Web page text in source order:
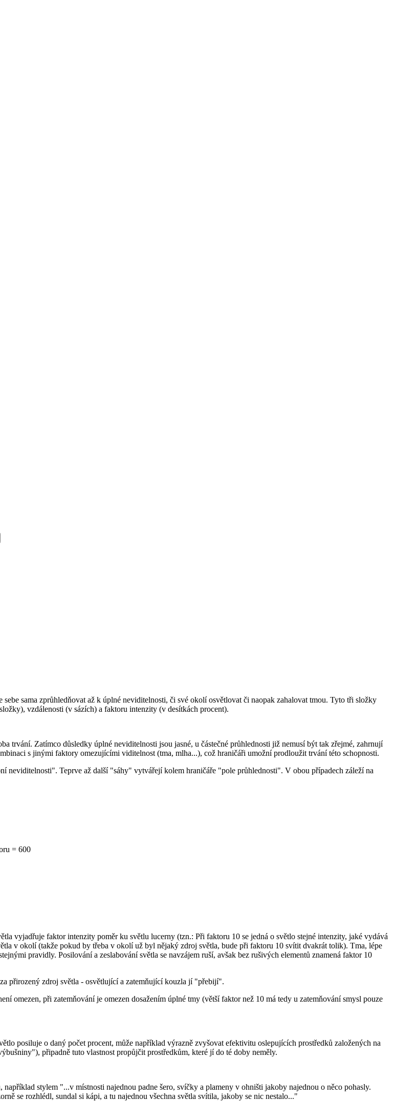
sama zprůhledňovat až k úplné neviditelnosti, či své okolí osvětlovat či naopak zahalovat tmou. Tyto tři složky
vzdálenosti (v sázích) a faktoru intenzity (v desítkách procent).
trvání. Zatímco důsledky úplné neviditelnosti jsou jasné, u částečné průhlednosti již nemusí být tak zřejmé, zahrnují
s jinými faktory omezujícími viditelnost (tma, mlha...), což hraničáři umožní prodloužit trvání této schopnosti.
neviditelnosti". Teprve až další "sáhy" vytvářejí kolem hraničáře "pole průhlednosti". V obou případech záleží na
= 600
vyjadřuje faktor intenzity poměr ku světlu lucerny (tzn.: Při faktoru 10 se jedná o světlo stejné intenzity, jaké vydává
v okolí (takže pokud by třeba v okolí už byl nějaký zdroj světla, bude při faktoru 10 svítit dvakrát tolik). Tma, lépe
pravidly. Posilování a zeslabování světla se navzájem ruší, avšak bez rušivých elementů znamená faktor 10
přirozený zdroj světla - osvětlující a zatemňující kouzla jí "přebijí".
omezen, při zatemňování je omezen dosažením úplné tmy (větší faktor než 10 má tedy u zatemňování smysl pouze
posiluje o daný počet procent, může například výrazně zvyšovat efektivitu oslepujících prostředků založených na
připadně tuto vlastnost propůjčit prostředkům, které jí do té doby neměly.
stylem "...v místnosti najednou padne šero, svíčky a plameny v ohništi jakoby najednou o něco pohasly.
se rozhlédl, sundal si kápi, a tu najednou všechna světla svítila, jakoby se nic nestalo..."